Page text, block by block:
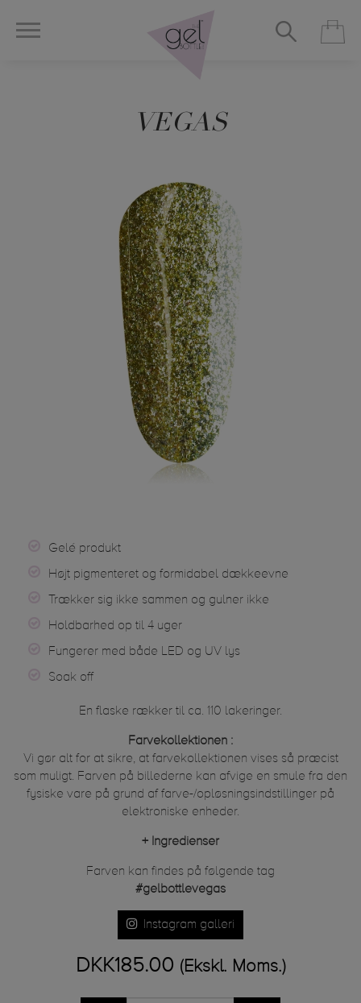
VEGAS
Gelé produkt
Højt pigmenteret og formidabel dækkeevne
Trækker sig ikke sammen og gulner ikke
Holdbarhed op til 4 uger
Fungerer med både LED og UV lys
Soak off
En flaske rækker til ca. 110 lakeringer.
Farvekollektionen :
Vi gør alt for at sikre, at farvekollektionen vises så præcist
som muligt. Farven på billederne kan afvige en smule fra den
fysiske vare på grund af farve-/opløsningsindstillinger på
elektroniske enheder.
+ Ingredienser
Farven kan findes på følgende tag
#gelbottlevegas
Instagram galleri
DKK185.00 (Ekskl. Moms.)